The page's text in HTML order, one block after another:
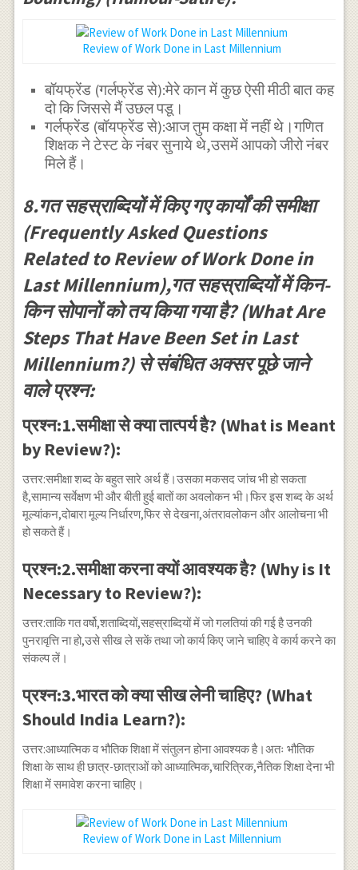
Review of Work Done in Last Millennium
बॉयफ्रेंड (गर्लफ्रेंड से):मेरे कान में कुछ ऐसी मीठी बात कह
दो कि जिससे मैं उछल पडू।
गर्लफ्रेंड (बॉयफ्रेंड से):आज तुम कक्षा में नहीं थे।गणित
शिक्षक ने टेस्ट के नंबर सुनाये थे,उसमें आपको जीरो नंबर
मिले हैं।
8.गत सहस्राब्दियों में किए गए कार्यों की समीक्षा
(Frequently Asked Questions
Related to Review of Work Done in
Last Millennium),गत सहस्राब्दियों में किन-
किन सोपानों को तय किया गया है? (What Are
Steps That Have Been Set in Last
Millennium?) से संबंधित अक्सर पूछे जाने
वाले प्रश्न:
प्रश्न:1.समीक्षा से क्या तात्पर्य है? (What is Meant
by Review?):
उत्तर:समीक्षा शब्द के बहुत सारे अर्थ हैं।उसका मकसद जांच भी हो सकता
है,सामान्य सर्वेक्षण भी और बीती हुई बातों का अवलोकन भी।फिर इस शब्द के अर्थ
मूल्यांकन,दोबारा मूल्य निर्धारण,फिर से देखना,अंतरावलोकन और आलोचना भी
हो सकते हैं।
प्रश्न:2.समीक्षा करना क्यों आवश्यक है? (Why is It
Necessary to Review?):
उत्तर:ताकि गत वर्षो,शताब्दियों,सहस्राब्दियों में जो गलतियां की गई है उनकी
पुनरावृत्ति ना हो,उसे सीख ले सकें तथा जो कार्य किए जाने चाहिए वे कार्य करने का
संकल्प लें।
प्रश्न:3.भारत को क्या सीख लेनी चाहिए? (What
Should India Learn?):
उत्तर:आध्यात्मिक व भौतिक शिक्षा में संतुलन होना आवश्यक है।अतः भौतिक
शिक्षा के साथ ही छात्र-छात्राओं को आध्यात्मिक,चारित्रिक,नैतिक शिक्षा देना भी
शिक्षा में समावेश करना चाहिए।
Review of Work Done in Last Millennium